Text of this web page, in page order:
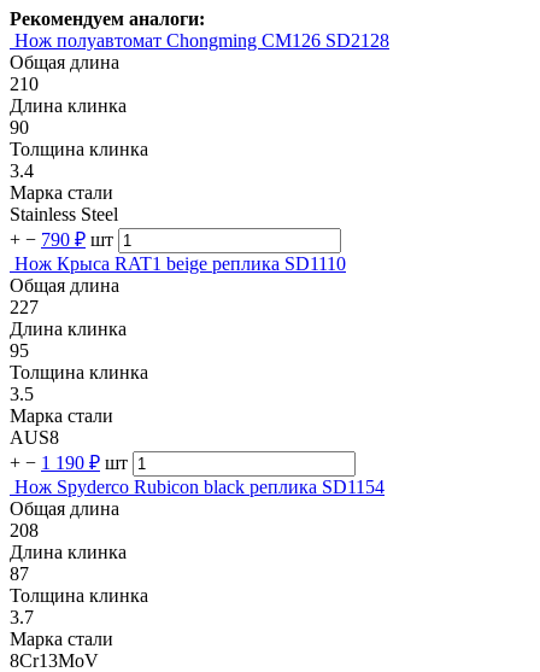
Рекомендуем аналоги:
Нож полуавтомат Chongming CM126 SD2128
Общая длина
210
Длина клинка
90
Толщина клинка
3.4
Марка стали
Stainless Steel
+ − 790 ₽ шт
Нож Крыса RAT1 beige реплика SD1110
Общая длина
227
Длина клинка
95
Толщина клинка
3.5
Марка стали
AUS8
+ − 1 190 ₽ шт
Нож Spyderco Rubicon black реплика SD1154
Общая длина
208
Длина клинка
87
Толщина клинка
3.7
Марка стали
8Cr13MoV